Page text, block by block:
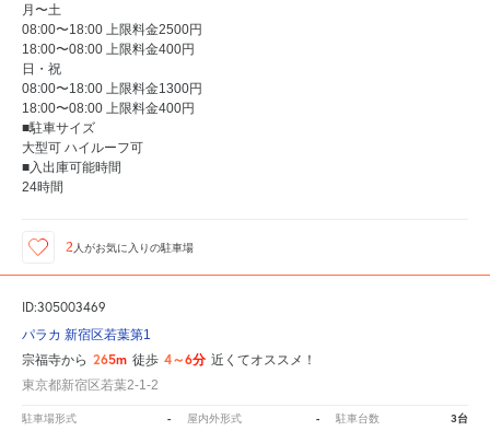
月〜土
08:00〜18:00 上限料金2500円
18:00〜08:00 上限料金400円
日・祝
08:00〜18:00 上限料金1300円
18:00〜08:00 上限料金400円
■駐車サイズ
大型可 ハイルーフ可
■入出庫可能時間
24時間
2 人がお気に入りの駐車場
ID:305003469
パラカ 新宿区若葉第1
宗福寺から 265m 徒歩 4～6分 近くてオススメ！
東京都新宿区若葉2-1-2
駐車場形式 - 屋内外形式 - 駐車台数 3台